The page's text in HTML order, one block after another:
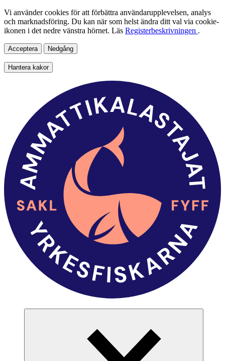
Vi använder cookies för att förbättra användarupplevelsen, analys
och marknadsföring. Du kan när som helst ändra ditt val via cookie-
ikonen i det nedre vänstra hörnet. Läs Registerbeskrivningen .
Acceptera Nedgång
Hantera kakor